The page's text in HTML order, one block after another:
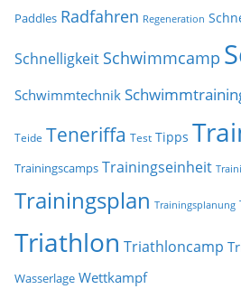
Paddles Radfahren Regeneration
Schnelligkeit Schwimmcamp
Schwimmtechnik
Teide Teneriffa Test Tipps
Trainingscamps Trainingseinheit
Trainingsplan Trainingsplanung
Triathlon Triathloncamp
Wasserlage Wettkampf